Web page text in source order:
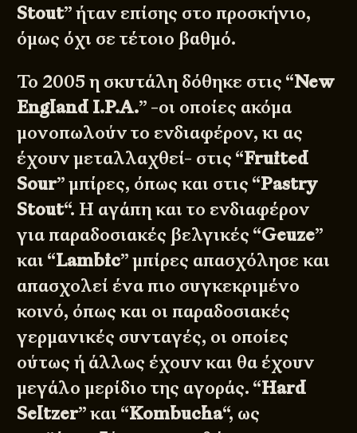
Stout” ήταν επίσης στο προσκήνιο,
όμως όχι σε τέτοιο βαθμό.
Το 2005 η σκυτάλη δόθηκε στις “New
England I.P.A.” -οι οποίες ακόμα
μονοπωλούν το ενδιαφέρον, κι ας
έχουν μεταλλαχθεί- στις “Fruited
Sour” μπίρες, όπως και στις “Pastry
Stout“. Η αγάπη και το ενδιαφέρον
για παραδοσιακές βελγικές “Geuze”
και “Lambic” μπίρες απασχόλησε και
απασχολεί ένα πιο συγκεκριμένο
κοινό, όπως και οι παραδοσιακές
γερμανικές συνταγές, οι οποίες
ούτως ή άλλως έχουν και θα έχουν
μεγάλο μερίδιο της αγοράς. “Hard
Seltzer” και “Kombucha“, ως